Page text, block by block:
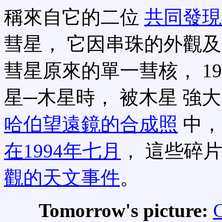
稱來自它的二位 共同發
彗星， 它因串珠的外觀
彗星原來的單一彗核，
星─木星時， 被木星 強
哈伯望遠鏡的合成照 中
在1994年七月
， 這些碎
觀的天文事件。
Tomorrow's picture: